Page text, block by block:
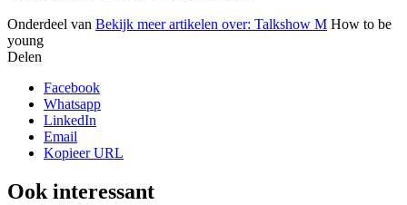
Onderdeel van Bekijk meer artikelen over: Talkshow M How to be
young
Delen
Facebook
Whatsapp
LinkedIn
Email
Kopieer URL
Ook interessant